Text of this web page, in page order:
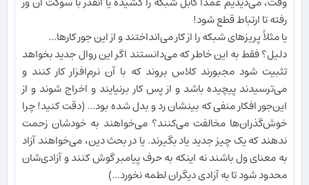
رفته تا ارتباط قطع شود!
یا مثلاً پریزهای شبکه را از کار می‌انداختند و از این جور کارها...
دلیل؟ فقط به این خاطر که می‌دانستند اگر این روال جدید بخواهد
تثبیت شود مجبورند کلاس بروند که با آن نرم‌افزار کار کنند و
می‌ترسیدند پیچیده باشد و از پس کار برنیایند و اخراج شوند و از
این‌جور افکار منفی که بینشان رد و بدل شده بود... (دقت کنید! چرا
خوش‌گذران‌ها مخالفت می‌کنند؟ می‌خواهند به خودشان زحمت
ندهند که یک چیز جدید یاد بگیرند. یا در بحث دین، می‌خواهند آزاد
به معنای ول باشند نه اینکه به حرف پیامبر گوش کنند و آزادی‌شان
محدود شود تا به آزادی دیگران لطمه نخورد...)